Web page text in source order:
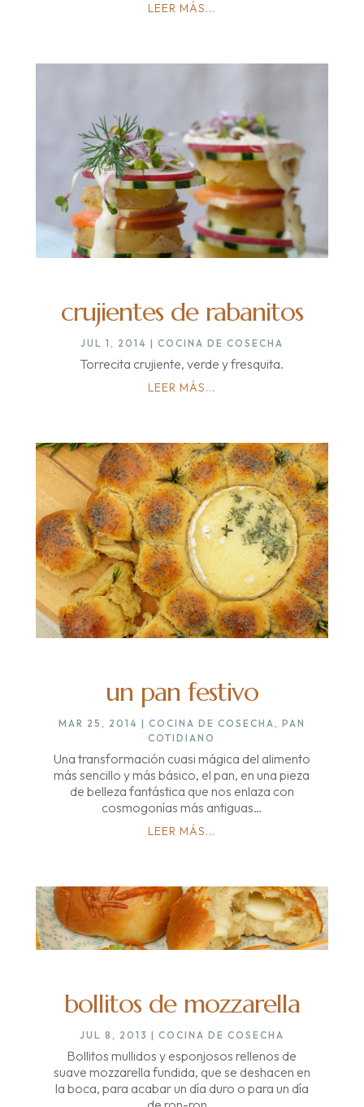
LEER MÁS...
crujientes de rabanitos
JUL 1, 2014 | COCINA DE COSECHA
Torrecita crujiente, verde y fresquita.
LEER MÁS...
un pan festivo
MAR 25, 2014 | COCINA DE COSECHA
PAN
COTIDIANO
Una transformación cuasi mágica del alimento
más sencillo y más básico, el pan, en una pieza
de belleza fantástica que nos enlaza con
cosmogonías más antiguas…
LEER MÁS...
bollitos de mozzarella
JUL 8, 2013 | COCINA DE COSECHA
Bollitos mullidos y esponjosos rellenos de
suave mozzarella fundida, que se deshacen en
la boca, para acabar un día duro o para un día